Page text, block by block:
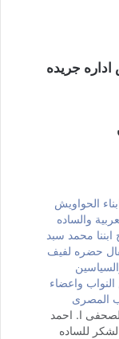
جريده
الحواويش
والساده
محمد سبد
حضره لفيف
واعضاء
المصرى
ا. احمد
للساده